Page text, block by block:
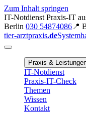
Zum Inhalt springen
IT-Notdienst Praxis-IT
Berlin 030 54874086 📍
tier-arztpraxis.de
Praxis &
IT-Notdienst
Praxis-IT-Check
Themen
Wissen
Kontakt